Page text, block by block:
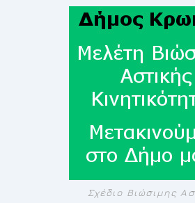
Σχέδιο Βιώσιμης